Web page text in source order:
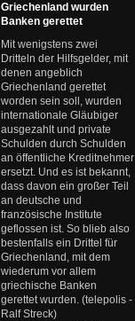
Griechenland wurden
Banken gerettet
Mit wenigstens zwei
Dritteln der Hilfsgelder, mit
denen angeblich
Griechenland gerettet
worden sein soll, wurden
internationale Gläubiger
ausgezahlt und private
Schulden durch Schulden
an öffentliche Kreditnehmer
ersetzt. Und es ist bekannt,
dass davon ein großer Teil
an deutsche und
französische Institute
geflossen ist. So blieb also
bestenfalls ein Drittel für
Griechenland, mit dem
wiederum vor allem
griechische Banken
gerettet wurden. (telepolis -
Ralf Streck)